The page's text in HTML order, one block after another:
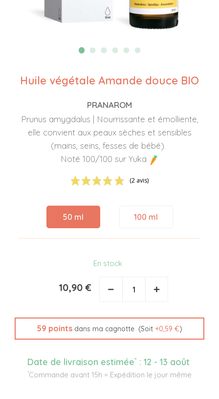
Huile végétale Amande douce BIO
PRANAROM
Prunus amygdalus | Nourrissante et émolliente,
elle convient aux peaux sèches et sensibles
(mains, seins, fesses de bébé).
Noté 100/100 sur Yuka
(2 avis)
50 ml 100 ml
En stock
10,90 € − +
59 points dans ma cagnotte (Soit +0,59 €)
Date de livraison estimée* : 12 - 13 août
*Commande avant 15h = Expédition le jour même